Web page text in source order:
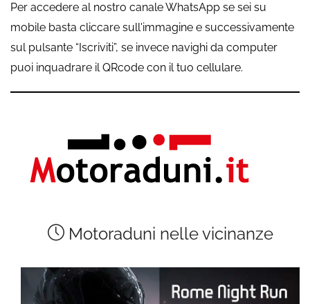
Per accedere al nostro canale WhatsApp se sei su
mobile basta cliccare sull'immagine e successivamente
sul pulsante “Iscriviti”, se invece navighi da computer
puoi inquadrare il QRcode con il tuo cellulare.
Motoraduni nelle vicinanze